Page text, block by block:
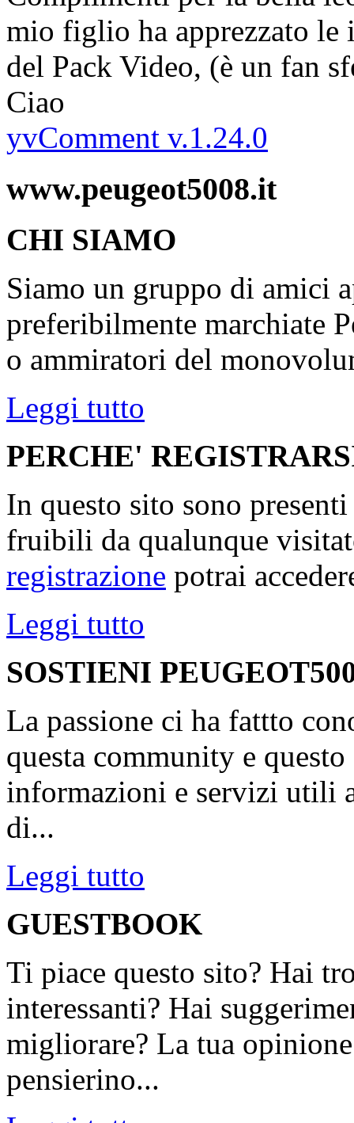
mio figlio ha apprezzato
del Pack Video, (è un fan
Ciao
yvComment v.1.24.0
www.peugeot5008.it
CHI SIAMO
Siamo un gruppo di amici
preferibilmente marchiate
o ammiratori del
Leggi tutto
PERCHE'
In questo sito sono
fruibili da qualunque
registrazione potrai
Leggi tutto
SOSTIENI
La passione ci ha fattto
questa community e
informazioni e servizi utili
di...
Leggi tutto
GUESTBOOK
Ti piace questo sito? Hai
interessanti? Hai
migliorare? La tua
pensierino...